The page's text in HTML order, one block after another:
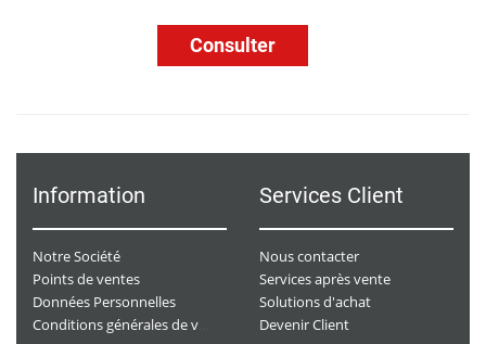
Consulter
Information
Notre Société
Points de ventes
Données Personnelles
Services Client
Nous contacter
Services après vente
Solutions d'achat
Devenir Client